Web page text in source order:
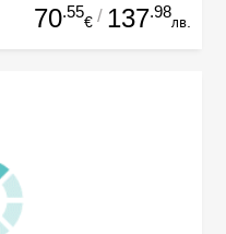
70.55
€ / 137.98
лв.